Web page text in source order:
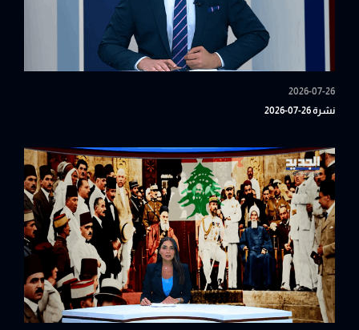
2026-07-26
نشرة 26-07-2026